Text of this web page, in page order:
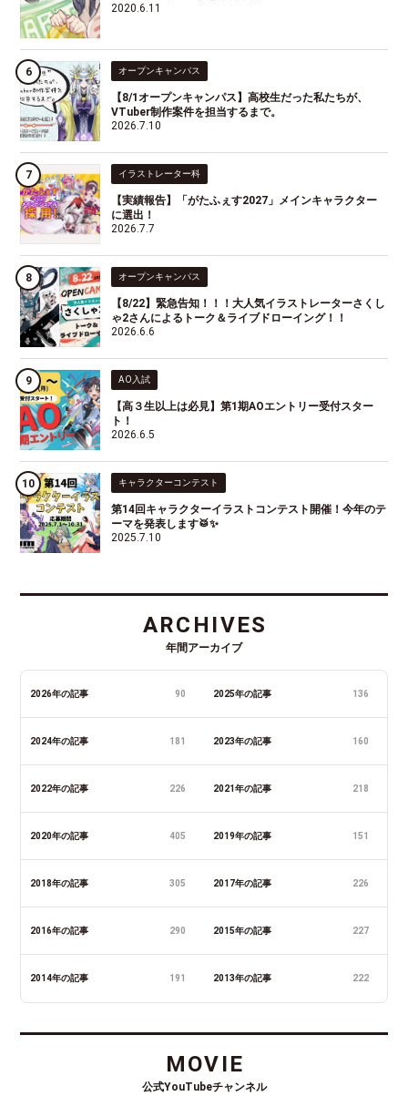
2020.6.11
オープンキャンパス
【8/1オープンキャンパス】高校生だった私たちが、
VTuber制作案件を担当するまで。
2026.7.10
イラストレーター科
【実績報告】「がたふぇす2027」メインキャラクター
に選出！
2026.7.7
オープンキャンパス
【8/22】緊急告知！！！大人気イラストレーターさくし
ゃ2さんによるトーク＆ライブドローイング！！
2026.6.6
AO入試
【高３生以上は必見】第1期AOエントリー受付スター
ト！
2026.6.5
キャラクターコンテスト
第14回キャラクターイラストコンテスト開催！今年のテ
ーマを発表します🥁✨
2025.7.10
ARCHIVES
年間アーカイブ
2026年の記事 90 2025年の記事 136
2024年の記事 181 2023年の記事 160
2022年の記事 226 2021年の記事 218
2020年の記事 405 2019年の記事 151
2018年の記事 305 2017年の記事 226
2016年の記事 290 2015年の記事 227
2014年の記事 191 2013年の記事 222
MOVIE
公式YouTubeチャンネル